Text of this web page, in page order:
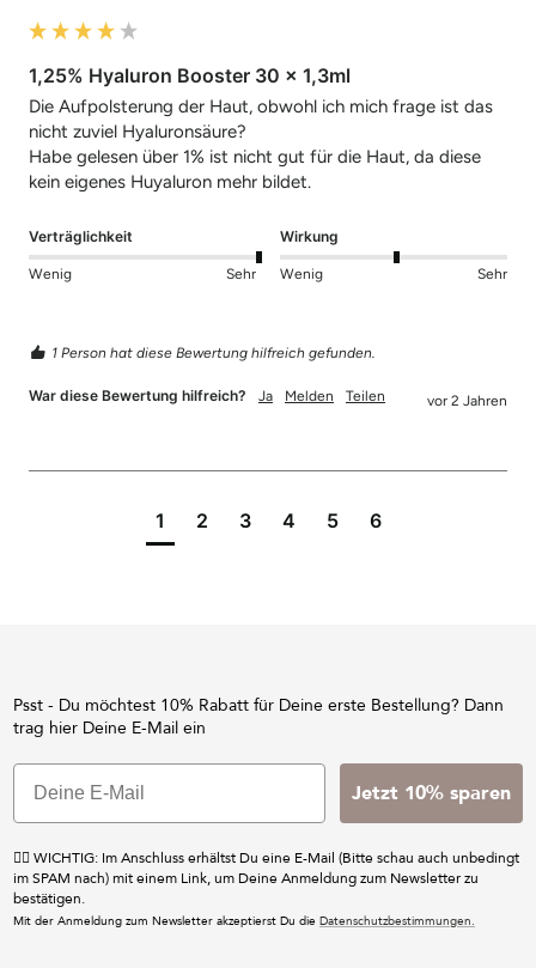
1,25% Hyaluron Booster 30 x 1,3ml
Die Aufpolsterung der Haut, obwohl ich mich frage ist das
nicht zuviel Hyaluronsäure?
Habe gelesen über 1% ist nicht gut für die Haut, da diese
kein eigenes Huyaluron mehr bildet.
Verträglichkeit
Wenig Sehr
Wirkung
Wenig Sehr
1 Person hat diese Bewertung hilfreich gefunden.
War diese Bewertung hilfreich? Ja Melden Teilen vor 2 Jahren
1 2 3 4 5 6
Psst - Du möchtest 10% Rabatt für Deine erste Bestellung? Dann
trag hier Deine E-Mail ein
Jetzt 10% sparen
☝🏼 WICHTIG: Im Anschluss erhältst Du eine E-Mail (Bitte schau auch unbedingt
im SPAM nach) mit einem Link, um Deine Anmeldung zum Newsletter zu
bestätigen.
Mit der Anmeldung zum Newsletter akzeptierst Du die Datenschutzbestimmungen.